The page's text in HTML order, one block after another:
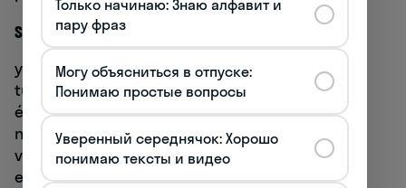
Ser (быть):
yo
era
tú
eras
él/ella/ustedera
nosotros/aséramos
vosotros/aserais
ellos/ellas/ustedeseran
Только начинаю: Знаю алфавит и
пару фраз
Могу объясниться в отпуске:
Понимаю простые вопросы
Уверенный середнячок: Хорошо
понимаю тексты и видео